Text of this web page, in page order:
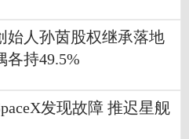
始人孙茵股权继承落地
各持49.5%
发现故障 推迟星舰